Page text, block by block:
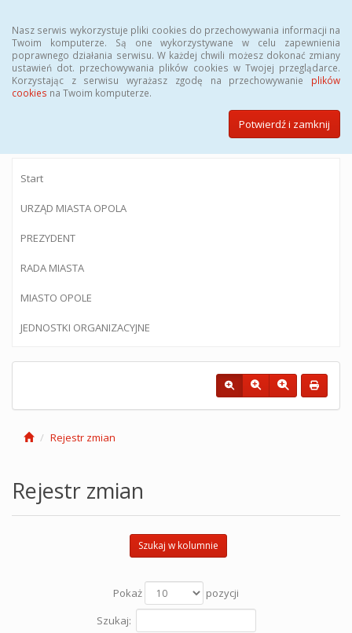
Nasz serwis wykorzystuje pliki cookies do przechowywania informacji na
Twoim komputerze. Są one wykorzystywane w celu zapewnienia
poprawnego działania serwisu. W każdej chwili możesz dokonać zmiany
ustawień dot. przechowywania plików cookies w Twojej przeglądarce.
Korzystając z serwisu wyrażasz zgodę na przechowywanie plików
cookies na Twoim komputerze.
Potwierdź i zamknij
BIULETYN INFORMACJI PUBLICZNEJ
Urzędu Miasta Opola
Start
URZĄD MIASTA OPOLA
PREZYDENT
RADA MIASTA
MIASTO OPOLE
JEDNOSTKI ORGANIZACYJNE
Rejestr zmian
Rejestr zmian
Szukaj w kolumnie
Pokaż
pozycji
Szukaj: